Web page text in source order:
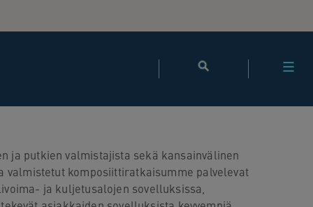
ja putkien valmistajista sekä kansainvälinen
komposiittiratkaisumme palvelevat
ja kuljetusalojen sovelluksissa,